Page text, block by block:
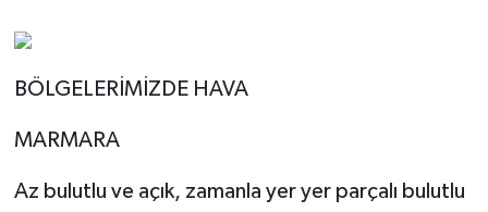
BÖLGELERİMİZDE HAVA
MARMARA
Az bulutlu ve açık, zamanla yer yer parçalı bulutlu